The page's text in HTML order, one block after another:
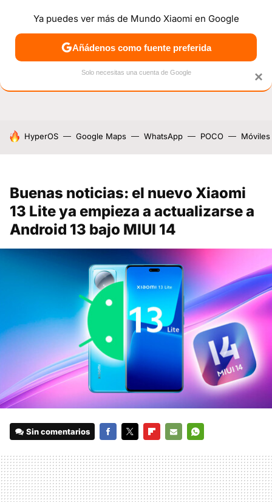
NOTICIAS MÓVILES TUTORIALES OFERTAS
HOY SE HABLA DE
HyperOS Google Maps WhatsApp POCO Móviles
Buenas noticias: el nuevo Xiaomi
13 Lite ya empieza a actualizarse a
Android 13 bajo MIUI 14
Sin comentarios
MAIL
×
Ya puedes ver más de Mundo Xiaomi en Google
Añádenos como fuente preferida
Solo necesitas una cuenta de Google